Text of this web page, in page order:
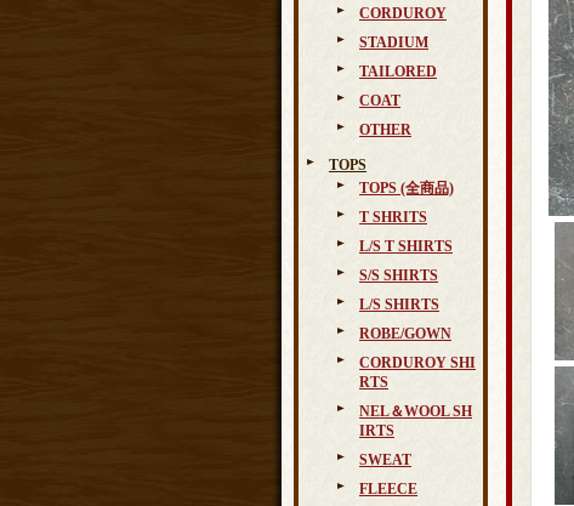
CORDUROY
STADIUM
TAILORED
COAT
OTHER
TOPS
TOPS (全商品)
T SHRITS
L/S T SHIRTS
S/S SHIRTS
L/S SHIRTS
ROBE/GOWN
CORDUROY SHI
RTS
NEL＆WOOL SH
IRTS
SWEAT
FLEECE